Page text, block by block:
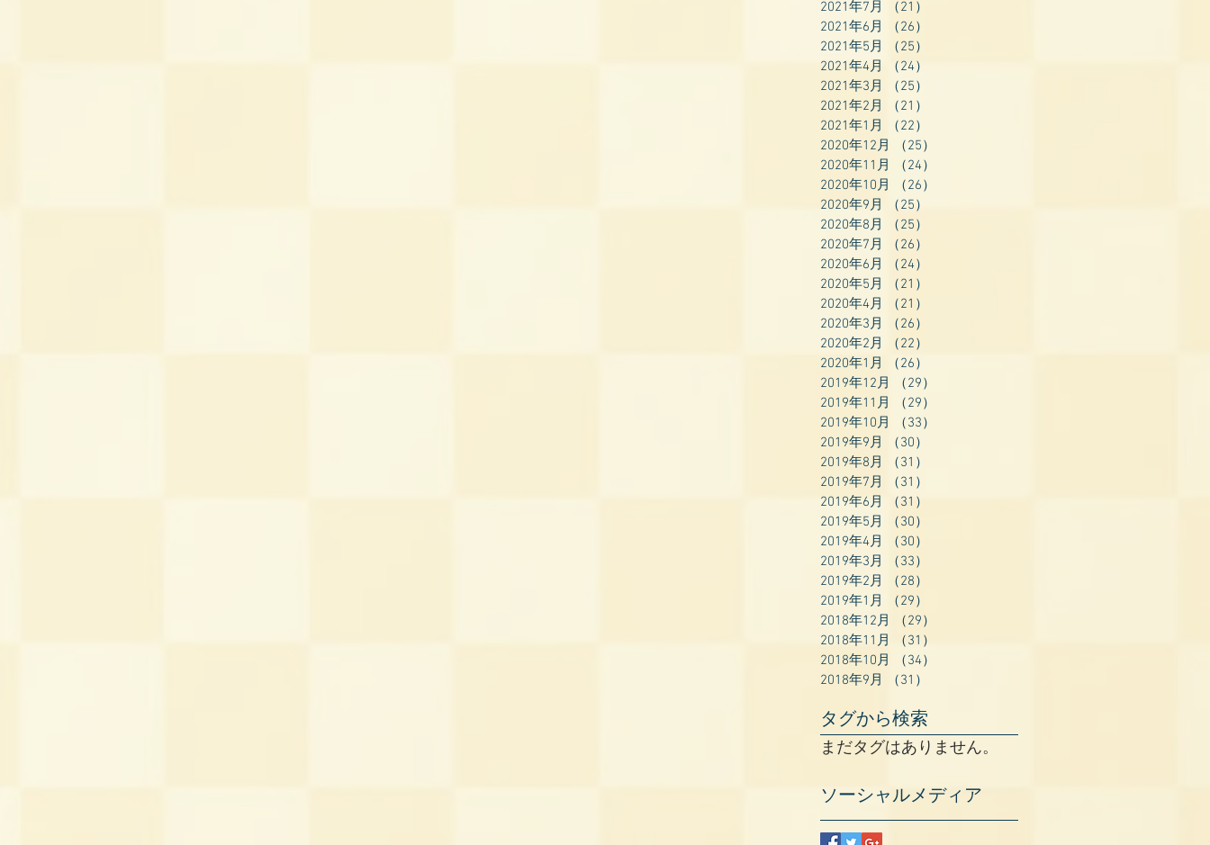
2021年7月
（21）
2021年6月
（26）
2021年5月
（25）
2021年4月
（24）
2021年3月
（25）
2021年2月
（21）
2021年1月
（22）
2020年12月
（25）
2020年11月
（24）
2020年10月
（26）
2020年9月
（25）
2020年8月
（25）
2020年7月
（26）
2020年6月
（24）
2020年5月
（21）
2020年4月
（21）
2020年3月
（26）
2020年2月
（22）
2020年1月
（26）
2019年12月
（29）
2019年11月
（29）
2019年10月
（33）
2019年9月
（30）
2019年8月
（31）
2019年7月
（31）
2019年6月
（31）
2019年5月
（30）
2019年4月
（30）
2019年3月
（33）
2019年2月
（28）
2019年1月
（29）
2018年12月
（29）
2018年11月
（31）
2018年10月
（34）
2018年9月
（31）
タグから検索
まだタグはありません。
ソーシャルメディア